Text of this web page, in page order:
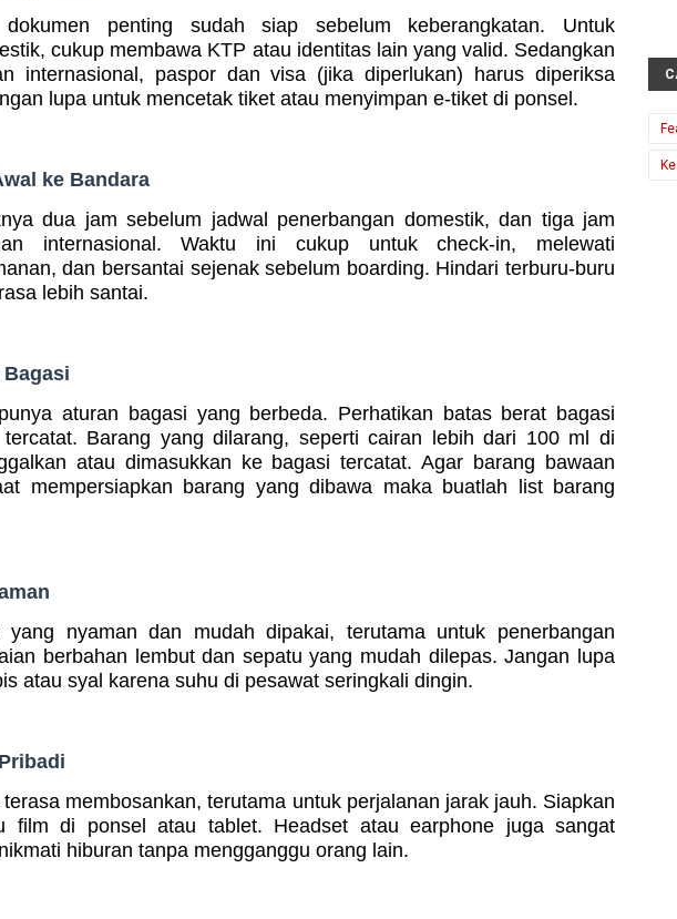
penting sudah siap sebelum keberangkatan. Untuk
cukup membawa KTP atau identitas lain yang valid. Sedangkan
internasional, paspor dan visa (jika diperlukan) harus diperiksa
lupa untuk mencetak tiket atau menyimpan e-tiket di ponsel.
ke Bandara
dua jam sebelum jadwal penerbangan domestik, dan tiga jam
internasional. Waktu ini cukup untuk check-in, melewati
dan bersantai sejenak sebelum boarding. Hindari terburu-buru
lebih santai.
aturan bagasi yang berbeda. Perhatikan batas berat bagasi
Barang yang dilarang, seperti cairan lebih dari 100 ml di
atau dimasukkan ke bagasi tercatat. Agar barang bawaan
mempersiapkan barang yang dibawa maka buatlah list barang
yang nyaman dan mudah dipakai, terutama untuk penerbangan
berbahan lembut dan sepatu yang mudah dilepas. Jangan lupa
atau syal karena suhu di pesawat seringkali dingin.
membosankan, terutama untuk perjalanan jarak jauh. Siapkan
film di ponsel atau tablet. Headset atau earphone juga sangat
hiburan tanpa mengganggu orang lain.